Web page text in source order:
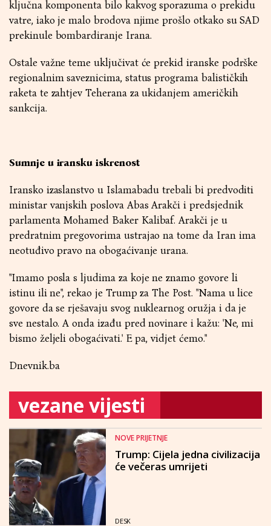
ključna komponenta bilo kakvog sporazuma o prekidu
vatre, iako je malo brodova njime prošlo otkako su SAD
prekinule bombardiranje Irana.
Ostale važne teme uključivat će prekid iranske podrške
regionalnim saveznicima, status programa balističkih
raketa te zahtjev Teherana za ukidanjem američkih
sankcija.
Sumnje u iransku iskrenost
Iransko izaslanstvo u Islamabadu trebali bi predvoditi
ministar vanjskih poslova Abas Arakči i predsjednik
parlamenta Mohamed Baker Kalibaf. Arakči je u
predratnim pregovorima ustrajao na tome da Iran ima
neotuđivo pravo na obogaćivanje urana.
"Imamo posla s ljudima za koje ne znamo govore li
istinu ili ne", rekao je Trump za The Post. "Nama u lice
govore da se rješavaju svog nuklearnog oružja i da je
sve nestalo. A onda izađu pred novinare i kažu: 'Ne, mi
bismo željeli obogaćivati.' E pa, vidjet ćemo."
Dnevnik.ba
vezane vijesti
NOVE PRIJETNJE
Trump: Cijela jedna civilizacija
će večeras umrijeti
DESK